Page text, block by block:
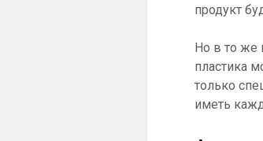
продукт
Но в то же
пластика
только
иметь